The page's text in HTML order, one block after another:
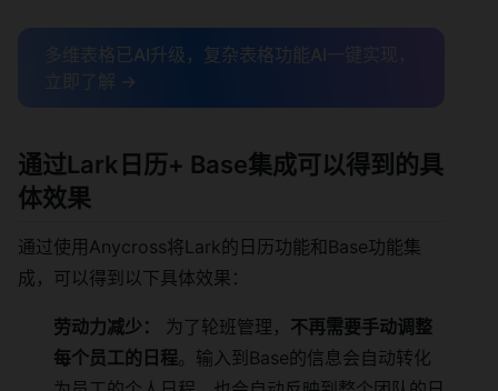
多维表格已AI升级，复杂表格功能AI一键实现，
立即了解 →
通过Lark日历+ Base集成可以得到的具
体效果
通过使用Anycross将Lark的日历功能和Base功能集
成，可以得到以下具体效果：
劳动力减少： 为了轮班管理， 不再需要手动调整
每个员工的日程。输入到Base的信息会自动转化